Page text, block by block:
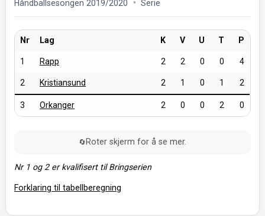
Håndballsesongen 2019/2020 Serie
Nr Lag K V U T P
1 Rapp 2 2 0 0 4
2 Kristiansund 2 1 0 1 2
3 Orkanger 2 0 0 2 0
🔄 Roter skjerm for å se mer.
Nr 1 og 2 er kvalifisert til Bringserien
Forklaring til tabellberegning